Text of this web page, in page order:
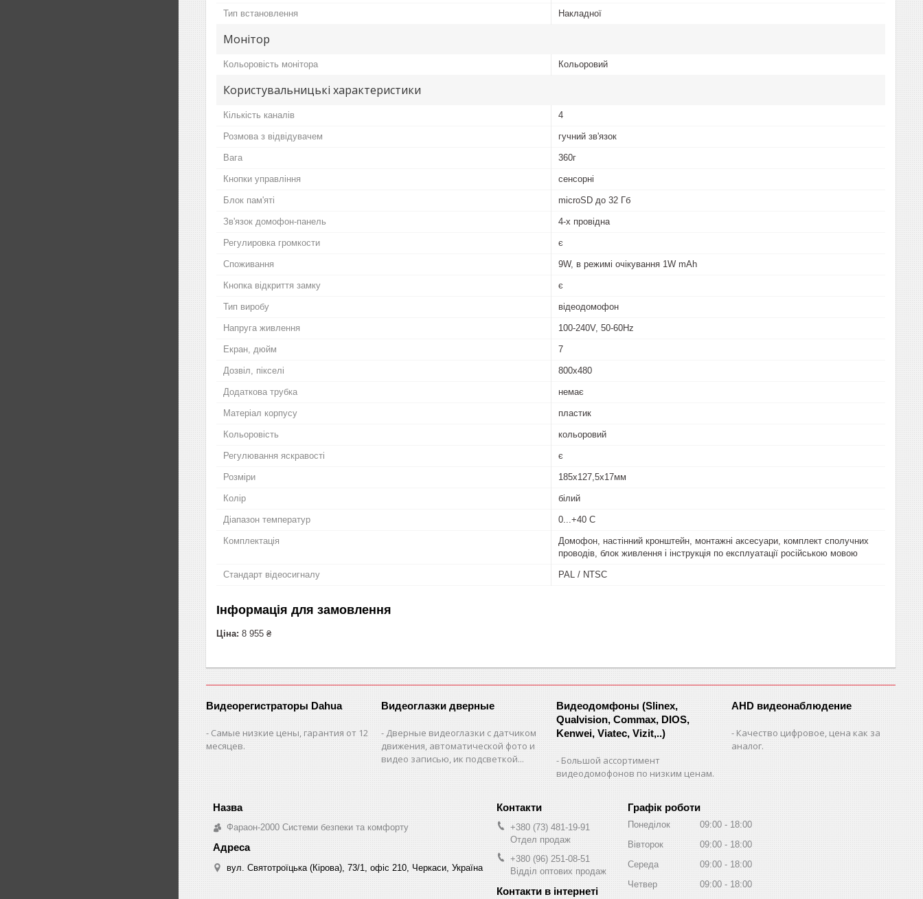
Тип встановлення Накладної
Монітор
Кольоровість монітора Кольоровий
Користувальницькі характеристики
Кількість каналів 4
Розмова з відвідувачем гучний зв'язок
Вага 360г
Кнопки управління сенсорні
Блок пам'яті microSD до 32 Гб
Зв'язок домофон-панель 4-х провідна
Регулировка громкости є
Споживання 9W, в режимі очікування 1W mAh
Кнопка відкриття замку є
Тип виробу відеодомофон
Напруга живлення 100-240V, 50-60Hz
Екран, дюйм 7
Дозвіл, пікселі 800х480
Додаткова трубка немає
Матеріал корпусу пластик
Кольоровість кольоровий
Регулювання яскравості є
Розміри 185х127,5х17мм
Колір білий
Діапазон температур 0...+40 С
Комплектація
Домофон, настінний кронштейн, монтажні аксесуари, комплект сполучних
проводів, блок живлення і інструкція по експлуатації російською мовою
Стандарт відеосигналу PAL / NTSC
Інформація для замовлення
Ціна: 8 955 ₴
Видеорегистраторы Dahua
Самые низкие цены, гарантия от 12
месяцев.
Видеоглазки дверные
Дверные видеоглазки с датчиком
движения, автоматической фото и
видео записью, ик подсветкой...
Видеодомфоны (Slinex,
Qualvision, Commax, DIOS,
Kenwei, Viatec, Vizit,..)
Большой ассортимент
видеодомофонов по низким ценам.
AHD видеонаблюдение
Качество цифровое, цена как за
аналог.
Фараон-2000 Системи безпеки та комфорту
вул. Святотроїцька (Кірова), 73/1, офіс 210, Черкаси, Україна
+380 (73) 481-19-91
Отдел продаж
+380 (96) 251-08-51
Відділ оптових продаж
Графік роботи
Понеділок 09:00
18:00
Вівторок
09:00
18:00
Середа
09:00
18:00
Четвер
09:00
18:00